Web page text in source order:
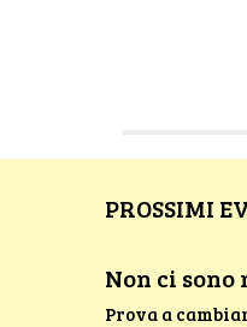
PROSSIMI
Non ci
Prova a